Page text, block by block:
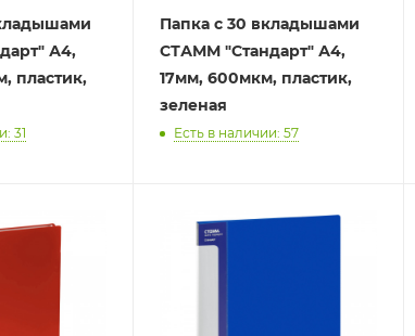
А4,
пластик,
31
Папка с 30 вкладышами
СТАММ "Стандарт" А4,
17мм, 600мкм, пластик,
зеленая
Есть в наличии: 57